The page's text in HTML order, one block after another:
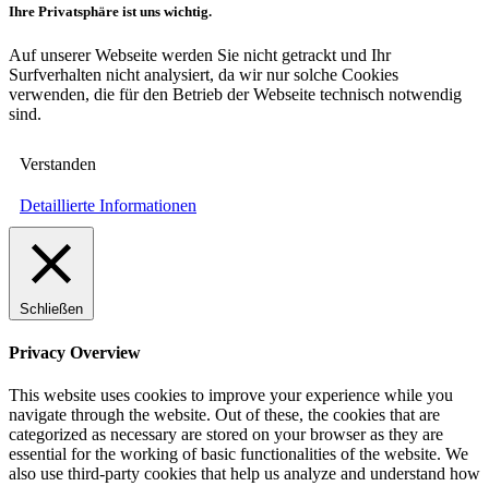
Ihre Privatsphäre ist uns wichtig.
Auf unserer Webseite werden Sie nicht getrackt und Ihr
Surfverhalten nicht analysiert, da wir nur solche Cookies
verwenden, die für den Betrieb der Webseite technisch notwendig
sind.
Verstanden
Detaillierte Informationen
Schließen
Privacy Overview
This website uses cookies to improve your experience while you
navigate through the website. Out of these, the cookies that are
categorized as necessary are stored on your browser as they are
essential for the working of basic functionalities of the website. We
also use third-party cookies that help us analyze and understand how